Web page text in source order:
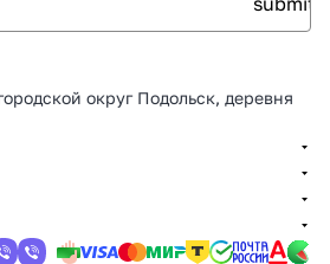
округ Подольск, деревня